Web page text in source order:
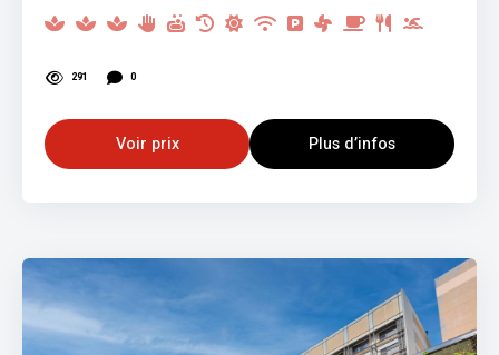
291 0
Voir prix Plus d’infos